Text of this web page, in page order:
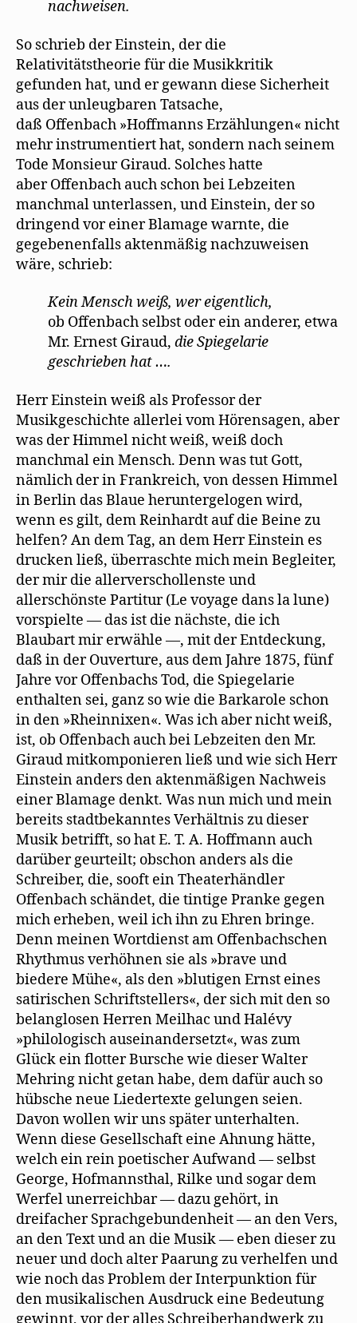
nachweisen.
So schrieb der Einstein, der die
Relativitätstheorie für die Musikkritik
gefunden hat, und er gewann diese Sicherheit
aus der unleugbaren Tatsache,
daß Offenbach »Hoffmanns Erzählungen« nicht
mehr instrumentiert hat, sondern nach seinem
Tode Monsieur Giraud. Solches hatte
aber Offenbach auch schon bei Lebzeiten
manchmal unterlassen, und Einstein, der so
dringend vor einer Blamage warnte, die
gegebenenfalls aktenmäßig nachzuweisen
wäre, schrieb:
Kein Mensch weiß, wer eigentlich,
ob Offenbach selbst oder ein anderer, etwa
Mr. Ernest Giraud, die Spiegelarie
geschrieben hat ….
Herr Einstein weiß als Professor der
Musikgeschichte allerlei vom Hörensagen, aber
was der Himmel nicht weiß, weiß doch
manchmal ein Mensch. Denn was tut Gott,
nämlich der in Frankreich, von dessen Himmel
in Berlin das Blaue heruntergelogen wird,
wenn es gilt, dem Reinhardt auf die Beine zu
helfen? An dem Tag, an dem Herr Einstein es
drucken ließ, überraschte mich mein Begleiter,
der mir die allerverschollenste und
allerschönste Partitur (Le voyage dans la lune)
vorspielte — das ist die nächste, die ich
Blaubart mir erwähle —, mit der Entdeckung,
daß in der Ouverture, aus dem Jahre 1875, fünf
Jahre vor Offenbachs Tod, die Spiegelarie
enthalten sei, ganz so wie die Barkarole schon
in den »Rheinnixen«. Was ich aber nicht weiß,
ist, ob Offenbach auch bei Lebzeiten den Mr.
Giraud mitkomponieren ließ und wie sich Herr
Einstein anders den aktenmäßigen Nachweis
einer Blamage denkt. Was nun mich und mein
bereits stadtbekanntes Verhältnis zu dieser
Musik betrifft, so hat E. T. A. Hoffmann auch
darüber geurteilt; obschon anders als die
Schreiber, die, sooft ein Theaterhändler
Offenbach schändet, die tintige Pranke gegen
mich erheben, weil ich ihn zu Ehren bringe.
Denn meinen Wortdienst am Offenbachschen
Rhythmus verhöhnen sie als »brave und
biedere Mühe«, als den »blutigen Ernst eines
satirischen Schriftstellers«, der sich mit den so
belanglosen Herren Meilhac und Halévy
»philologisch auseinandersetzt«, was zum
Glück ein flotter Bursche wie dieser Walter
Mehring nicht getan habe, dem dafür auch so
hübsche neue Liedertexte gelungen seien.
Davon wollen wir uns später unterhalten.
Wenn diese Gesellschaft eine Ahnung hätte,
welch ein rein poetischer Aufwand — selbst
George, Hofmannsthal, Rilke und sogar dem
Werfel unerreichbar — dazu gehört, in
dreifacher Sprachgebundenheit — an den Vers,
an den Text und an die Musik — eben dieser zu
neuer und doch alter Paarung zu verhelfen und
wie noch das Problem der Interpunktion für
den musikalischen Ausdruck eine Bedeutung
gewinnt, vor der alles Schreiberhandwerk zu